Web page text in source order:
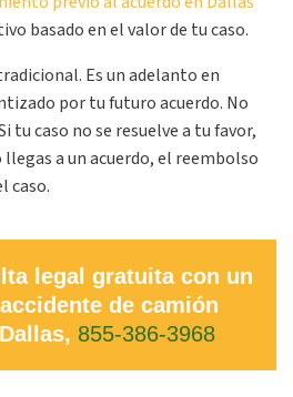
basado en el valor de tu caso.
Es un adelanto en
por tu futuro acuerdo. No
tu caso no se resuelve a tu favor,
llegas a un acuerdo, el reembolso
caso.
legal gratuita con un
de camión
855-386-3968